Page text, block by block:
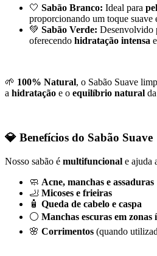
🤍 Sabão Branco: Ideal para
proporcionando um toque suave
💚 Sabão Verde: Desenvolvido
oferecendo hidratação intensa e
🌱 100% Natural, o Sabão Suave
a hidratação e o equilíbrio natural
💎 Benefícios do Sabão Suave
Nosso sabão é multifuncional e ajuda
🧼 Acne, manchas e assaduras
🦶 Micoses e frieiras
🧴 Queda de cabelo e caspa
⚪ Manchas escuras em zonas
🌸 Corrimentos (quando